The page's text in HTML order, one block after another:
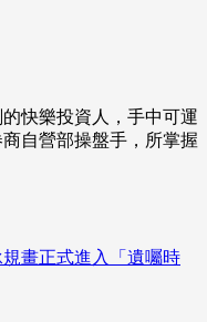
快樂投資人，手中可運
自營部操盤手，所掌握
畫正式進入「遺囑時